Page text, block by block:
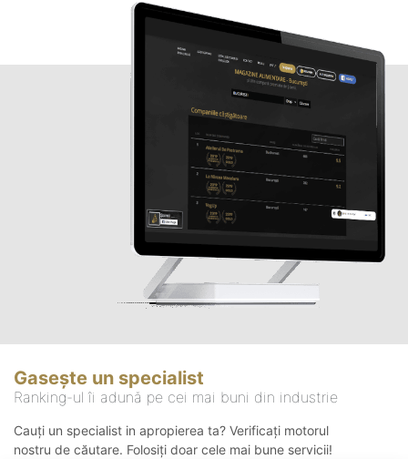
Gasește un specialist
Ranking-ul îi adună pe cei mai buni din industrie
Cauți un specialist in apropierea ta? Verificați motorul
nostru de căutare. Folosiți doar cele mai bune servicii!